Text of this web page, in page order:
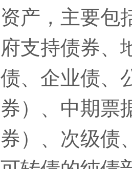
资产，主要包
府支持债券、
债、企业债、
券）、中期票
券）、次级债